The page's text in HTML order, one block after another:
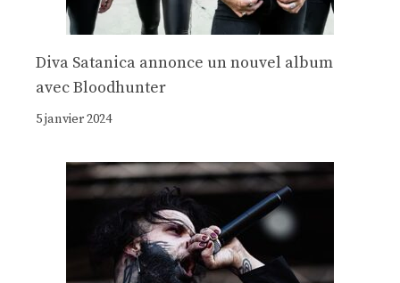
Diva Satanica annonce un nouvel album
avec Bloodhunter
5 janvier 2024